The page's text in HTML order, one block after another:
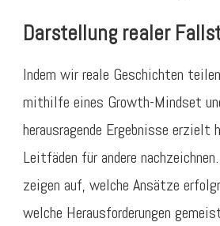
Darstellung realer
Indem wir reale Geschichten
mithilfe eines Growth-Mindset
herausragende Ergebnisse erzielt
Leitfäden für andere
zeigen auf, welche Ansätze
welche Herausforderungen